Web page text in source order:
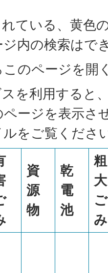
ている、黄色
内の検索はで
のページを開
を利用すると
ージを表示さ
をご覧くださ
資
源
物
乾
電
池
粗
大
ご
み